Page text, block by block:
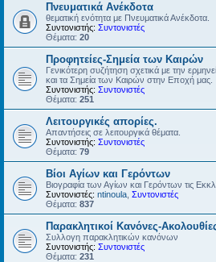
Πνευματικά Ανέκδοτα
θεματική ενότητα με Πνευματικά Ανέκδοτα.
Συντονιστής: Συντονιστές
Θέματα: 20
Προφητείες-Σημεία των Καιρών
Γενικότερη συζήτηση σχετικά με την
και τα Σημεία των Καιρών στην Εποχή μας.
Συντονιστής: Συντονιστές
Θέματα: 251
Λειτουργικές απορίες.
Απαντήσεις σε λειτουργικά θέματα.
Συντονιστής: Συντονιστές
Θέματα: 79
Βίοι Αγίων και Γερόντων
Βιογραφία των Αγίων και Γερόντων τις
Συντονιστές: ntinoula Συντονιστές
Θέματα: 837
Παρακλητικοί Κανόνες-
Συλλογη παρακλητικών κανόνων
Συντονιστής: Συντονιστές
Θέματα: 231